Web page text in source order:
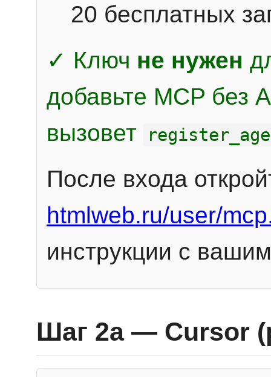
20 бесплатных
✓ Ключ не нужен
добавьте MCP без
вызовет
После входа
htmlweb.ru/user/
инструкции с
Шаг 2a — Cursor